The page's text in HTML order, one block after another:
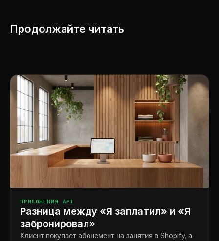
Продолжайте читать
ПРИЛОЖЕНИЯ API
Разница между «Я заплатил» и «Я
забронировал»
Клиент покупает абонемент на занятия в Shopify, а